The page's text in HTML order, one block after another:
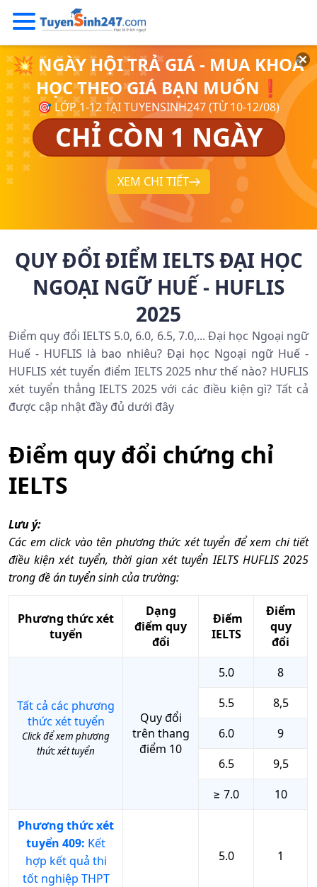
💥 NGÀY HỘI TRẢ GIÁ - MUA KHOÁ
HỌC THEO GIÁ BẠN MUỐN❗
🎯 LỚP 1-12 TẠI TUYENSINH247 (TỪ 10-12/08)
CHỈ CÒN 1 NGÀY
XEM CHI TIẾT
QUY ĐỔI ĐIỂM IELTS ĐẠI HỌC
NGOẠI NGỮ HUẾ - HUFLIS
2025
Điểm quy đổi IELTS 5.0, 6.0, 6.5, 7.0,... Đại học Ngoại ngữ
Huế - HUFLIS là bao nhiêu? Đại học Ngoại ngữ Huế -
HUFLIS xét tuyển điểm IELTS 2025 như thế nào? HUFLIS
xét tuyển thẳng IELTS 2025 với các điều kiện gì? Tất cả
được cập nhật đầy đủ dưới đây
Điểm quy đổi chứng chỉ
IELTS
Lưu ý:
Các em click vào tên phương thức xét tuyển để xem chi tiết
điều kiện xét tuyển, thời gian xét tuyển IELTS HUFLIS 2025
trong đề án tuyển sinh của trường:
Phương thức xét
tuyển
Dạng
điểm quy
đổi
Điểm
IELTS
Điểm
quy
đổi
Tất cả các phương
thức xét tuyển
Click để xem phương
thức xét tuyển
Quy đổi
trên thang
điểm 10
5.0
8
5.5
8,5
6.0
9
6.5
9,5
≥ 7.0
10
Phương thức xét
tuyển 409: Kết
hợp kết quả thi
tốt nghiệp THPT
5.0 1